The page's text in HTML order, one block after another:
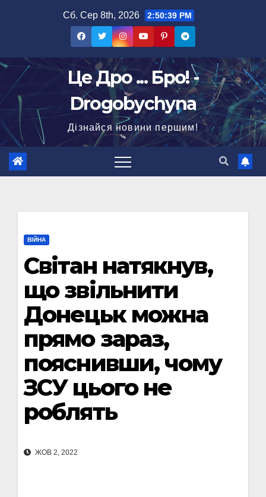
Сб. Сер 8th, 2026 2:50:40 PM
Це Дро ... Бро! -
Drogobychyna
Дізнайся новини першим!
ВІЙНА
Світан натякнув,
що звільнити
Донецьк можна
прямо зараз,
пояснивши, чому
ЗСУ цього не
роблять
ЖОВ 2, 2022